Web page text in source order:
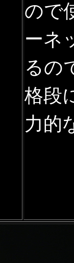
ので
ーネ
るの
格段
力的